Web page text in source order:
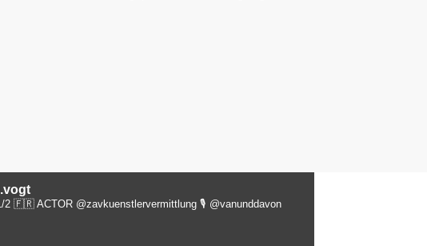
🇫🇷 ACTOR @zavkuenstlervermittlung 🎙️ @vanunddavon